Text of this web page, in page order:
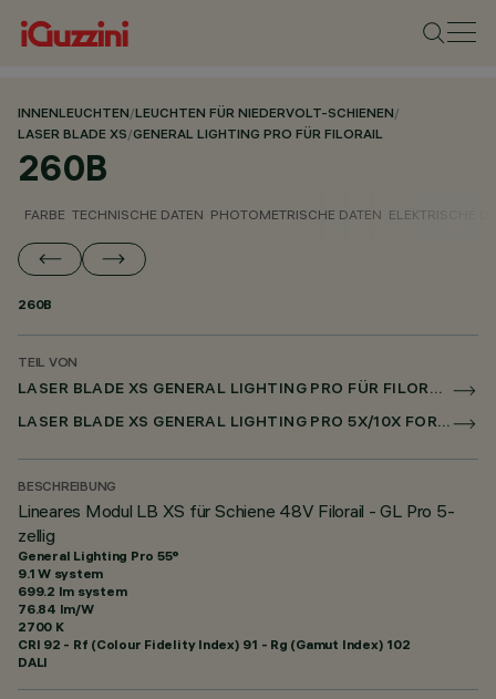
INNENLEUCHTEN/LEUCHTEN FÜR NIEDERVOLT-SCHIENEN/
LASER BLADE XS/GENERAL LIGHTING PRO FÜR FILORAIL
260B
FARBE TECHNISCHE DATEN PHOTOMETRISCHE DATEN ELEKTRISCHE
260B
TEIL VON
LASER BLADE XS GENERAL LIGHTING PRO FÜR FILORAIL
LASER BLADE XS GENERAL LIGHTING PRO 5X/10X FOR FILORAIL DALI POWERLINE
BESCHREIBUNG
Lineares Modul LB XS für Schiene 48V Filorail - GL Pro 5-
zellig
General Lighting Pro 55°
9.1 W system
699.2 lm system
76.84 lm/W
2700 K
CRI 92 - Rf (Colour Fidelity Index) 91 - Rg (Gamut Index) 102
DALI